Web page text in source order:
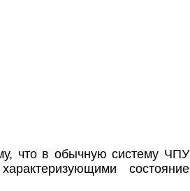
что в обычную систему ЧПУ
состояние